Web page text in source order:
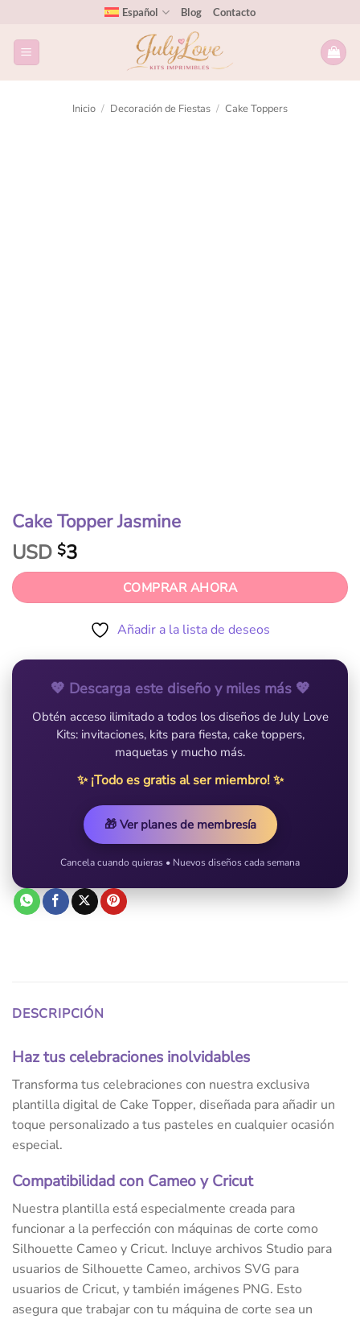
Español Blog Contacto
Inicio / Decoración de Fiestas / Cake Toppers
Cake Topper Jasmine
USD $3
COMPRAR AHORA
Añadir a la lista de deseos
💖 Descarga este diseño y miles más 💖
Obtén acceso ilimitado a todos los diseños de July Love
Kits: invitaciones, kits para fiesta, cake toppers,
maquetas y mucho más.
✨ ¡Todo es gratis al ser miembro! ✨
🎁 Ver planes de membresía
Cancela cuando quieras • Nuevos diseños cada semana
DESCRIPCIÓN
Haz tus celebraciones inolvidables
Transforma tus celebraciones con nuestra exclusiva
plantilla digital de Cake Topper, diseñada para añadir un
toque personalizado a tus pasteles en cualquier ocasión
especial.
Compatibilidad con Cameo y Cricut
Nuestra plantilla está especialmente creada para
funcionar a la perfección con máquinas de corte como
Silhouette Cameo y Cricut. Incluye archivos Studio para
usuarios de Silhouette Cameo, archivos SVG para
usuarios de Cricut, y también imágenes PNG. Esto
asegura que trabajar con tu máquina de corte sea un